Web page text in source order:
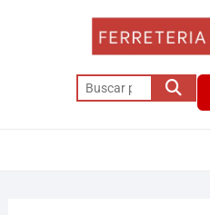
Buscar
por: